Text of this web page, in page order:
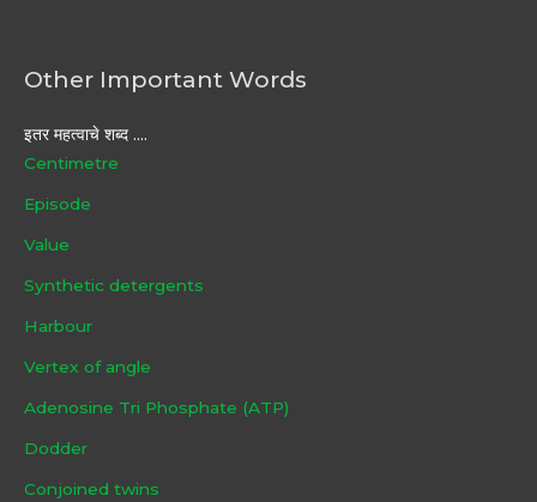
Other Important Words
इतर महत्वाचे शब्द ....
Centimetre
Episode
Value
Synthetic detergents
Harbour
Vertex of angle
Adenosine Tri Phosphate (ATP)
Dodder
Conjoined twins